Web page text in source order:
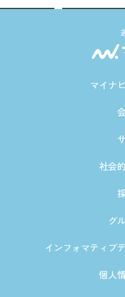
マイナ
社会
グ
インフォマティブ
個人